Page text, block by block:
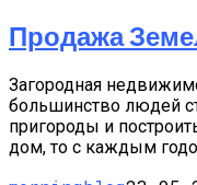
Продажа
Загородная
большинство людей
пригороды и
дом, то с каждым